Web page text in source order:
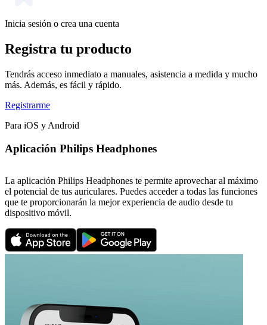
Inicia sesión o crea una cuenta
Registra tu producto
Tendrás acceso inmediato a manuales, asistencia a medida y mucho
más. Además, es fácil y rápido.
Registrarme
Para iOS y Android
Aplicación Philips Headphones
La aplicación Philips Headphones te permite aprovechar al máximo
el potencial de tus auriculares. Puedes acceder a todas las funciones
que te proporcionarán la mejor experiencia de audio desde tu
dispositivo móvil.